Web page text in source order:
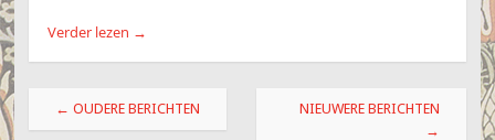
Verder lezen →
Berichtnavigatie
← OUDERE BERICHTEN
NIEUWERE BERICHTEN
→